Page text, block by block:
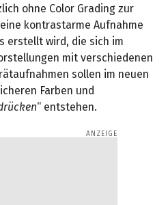
ohne Color Grading zur
kontrastarme Aufnahme
erstellt wird, die sich im
mit verschiedenen
sollen im neuen
Farben und
“ entstehen.